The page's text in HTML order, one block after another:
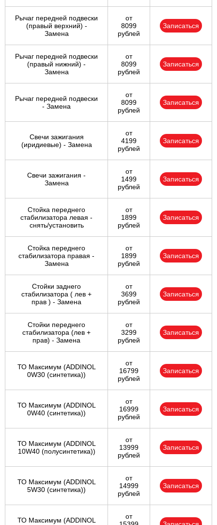
Рычаг передней подвески
(правый верхний) -
Замена
от
8099
рублей
Записаться
Рычаг передней подвески
(правый нижний) -
Замена
от
8099
рублей
Записаться
Рычаг передней подвески
- Замена
от
8099
рублей
Записаться
Свечи зажигания
(иридиевые) - Замена
от
4199
рублей
Записаться
Свечи зажигания -
Замена
от
1499
рублей
Записаться
Стойка переднего
стабилизатора левая -
снять/установить
от
1899
рублей
Записаться
Стойка переднего
стабилизатора правая -
Замена
от
1899
рублей
Записаться
Стойки заднего
стабилизатора ( лев +
прав ) - Замена
от
3699
рублей
Записаться
Стойки переднего
стабилизатора (лев +
прав) - Замена
от
3299
рублей
Записаться
ТО Максимум (ADDINOL
0W30 (синтетика))
от
16799
рублей
Записаться
ТО Максимум (ADDINOL
0W40 (синтетика))
от
16999
рублей
Записаться
ТО Максимум (ADDINOL
10W40 (полусинтетика))
от
13999
рублей
Записаться
ТО Максимум (ADDINOL
5W30 (синтетика))
от
14999
рублей
Записаться
ТО Максимум (ADDINOL
от